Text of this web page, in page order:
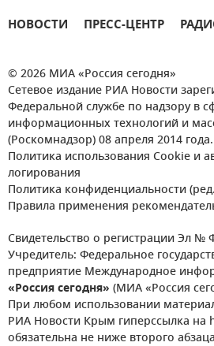
НОВОСТИ ПРЕСС-ЦЕНТР
© 2026 МИА «Россия сегодня»
Сетевое издание РИА Новости
Федеральной службе по надзору в
информационных технологий и
(Роскомнадзор) 08 апреля 2014 года.
Политика использования Cookie и
логирования
Политика конфиденциальности
Правила применения
Свидетельство о регистрации Эл №
Учредитель: Федеральное
предприятие Международное
«Россия сегодня» (МИА «Россия
При любом использовании
РИА Новости Крым гиперссылка на
обязательна не ниже второго